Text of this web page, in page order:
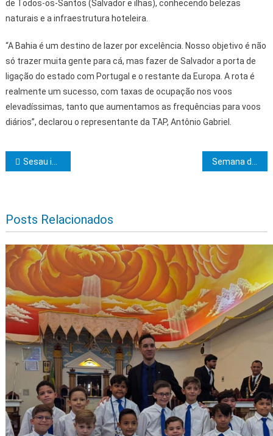
de Todos-os-Santos (Salvador e ilhas), conhecendo belezas
naturais e a infraestrutura hoteleira.
“A Bahia é um destino de lazer por excelência. Nosso objetivo é não
só trazer muita gente para cá, mas fazer de Salvador a porta de
ligação do estado com Portugal e o restante da Europa. A rota é
realmente um sucesso, com taxas de ocupação nos voos
elevadíssimas, tanto que aumentamos as frequências para voos
diários”, declarou o representante da TAP, Antônio Gabriel.
Navegação de Post
Sesau informa que Ilhéus não terá alteração na faixa-etária da vacinação contra dengue
Posts Relacionados